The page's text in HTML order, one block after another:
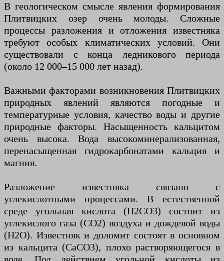
В геологическом смысле явления формирования
Плитвицких озер очень молоды. Сложные
процессы разложения и отложения известняка
требуют особых климатических условий. Они
существовали с конца ледникового периода
(около 12 000–15 000 лет назад).
Важными факторами возникновения Плитвицких
природных явлений являются погодные и
температурные условия, качество воды и другие
природные факторы. Насыщенность кальцитом
очень высока. Вода высокоминерализованная,
перенасыщенная гидрокарбонатами кальция и
магния.
Разложение известняка связано с
углекислотными процессами. В естественной
среде угольная кислота (H2CO3) состоит из
углекислого газа (CO2) воздуха и дождевой воды
(H2O). Известняк и доломит состоят в основном
из кальцита (СаСО3), плохо растворяющегося в